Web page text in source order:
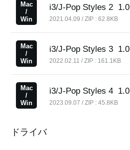
Mac
/
Win
i3/J-Pop Styles 2 1.0
2021.04.09 / ZIP : 62.8KB
Mac
/
Win
i3/J-Pop Styles 3 1.0
2022.02.11 / ZIP : 161.1KB
Mac
/
Win
i3/J-Pop Styles 4 1.0
2023.09.07 / ZIP : 45.8KB
ドライバ